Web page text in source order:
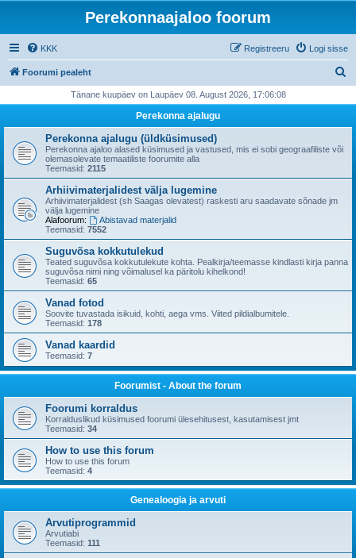
Perekonnaajaloo foorum
KKK Logi sisse
Registreeru
Foorumi pealeht
i
Tänane kuupäev on Laupäev 08. August 2026, 17:06:08
Perekonna ajalugu
Perekonna ajalugu (üldküsimused)
Perekonna ajaloo alased küsimused ja vastused, mis ei sobi geograafiliste või
olemasolevate temaatiliste foorumite alla
Teemasid: 2115
Arhiivimaterjalidest välja lugemine
Arhiivimaterjalidest (sh Saagas olevatest) raskesti aru saadavate sõnade jm
välja lugemine
Alafoorum:
Abistavad materjalid
Teemasid: 7552
Suguvõsa kokkutulekud
Teated suguvõsa kokkutulekute kohta. Pealkirja/teemasse kindlasti kirja panna
suguvõsa nimi ning võimalusel ka päritolu kihelkond!
Teemasid: 65
Vanad fotod
Soovite tuvastada isikuid, kohti, aega vms. Viited pildialbumitele.
Teemasid: 178
Vanad kaardid
Teemasid: 7
Foorumist - About the forum
Foorumi korraldus
Korralduslikud küsimused foorumi ülesehitusest, kasutamisest jmt
Teemasid: 34
How to use this forum
How to use this forum
Teemasid: 4
Genealoogia ja arvuti
Arvutiprogrammid
Arvutiabi
Teemasid: 111